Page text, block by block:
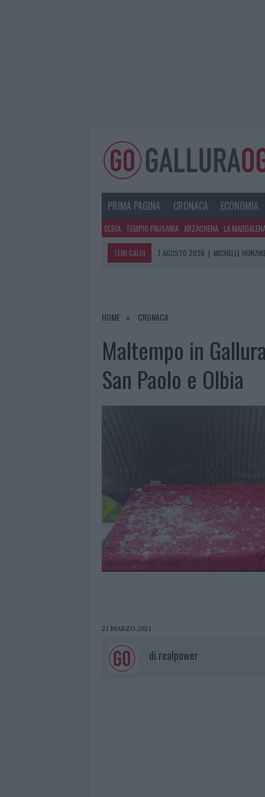
PRIMA PAGINA CRONACA ECONOMIA
OLBIA TEMPIO PAUSANIA ARZACHENA LA
TEMI CALDI 7 AGOSTO 2026 | MICHELLE
7 AGOSTO 2026
|
HOME CRONACA
Maltempo in
San Paolo e Olbia
21 MARZO 2021
di realpower